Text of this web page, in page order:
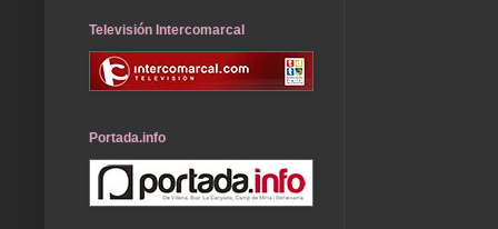
Televisión Intercomarcal
Portada.info